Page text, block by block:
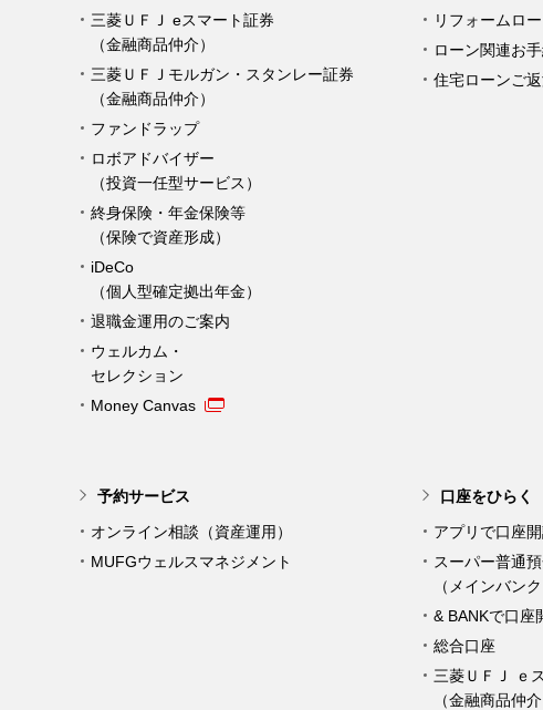
三菱ＵＦＪ eスマート証券
（金融商品仲介）
三菱ＵＦＪモルガン・スタンレー証券
（金融商品仲介）
ファンドラップ
ロボアドバイザー
（投資一任型サービス）
終身保険・年金保険等
（保険で資産形成）
iDeCo
（個人型確定拠出年金）
退職金運用のご案内
ウェルカム・
セレクション
Money Canvas
リフォームロ
ローン関連お手
住宅ローンご
予約サービス
オンライン相談（資産運用）
MUFGウェルスマネジメント
口座をひらく
アプリで口座
スーパー普通
（メインバン
& BANKで口座
総合口座
三菱ＵＦＪ ｅ
（金融商品仲介